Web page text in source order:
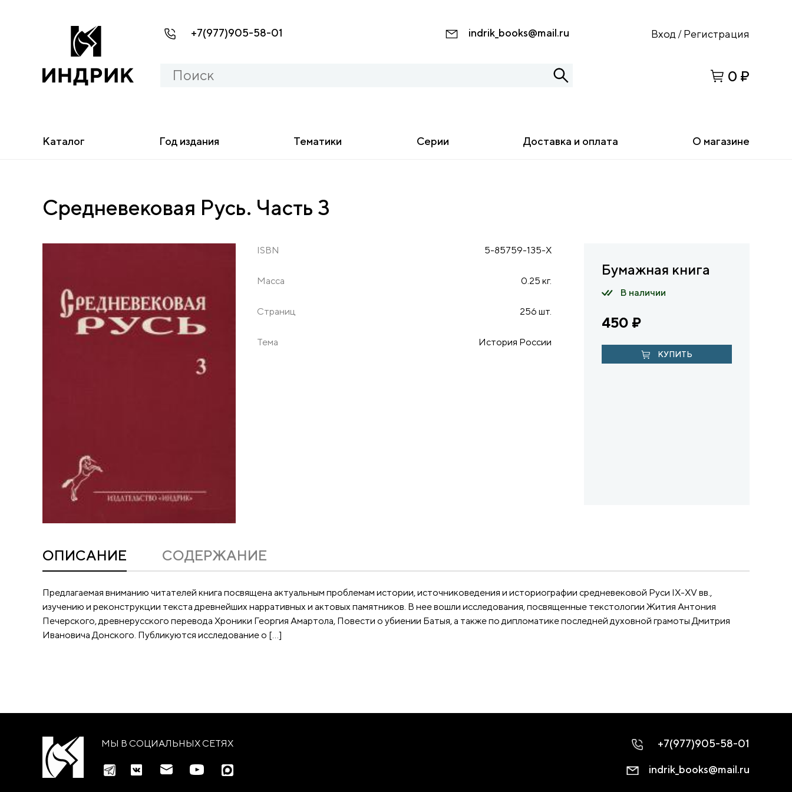
+7(977)905-58-01 indrik_books@mail.ru Вход / Регистрация
0 ₽
Каталог Год издания Тематики Серии Доставка и оплата О магазине
Средневековая Русь. Часть 3
ISBN 5-85759-135-Х
Масса 0.25 кг.
Страниц 256 шт.
Тема История России
Бумажная книга
В наличии
450 ₽
КУПИТЬ
ОПИСАНИЕ CОДЕРЖАНИЕ
Предлагаемая вниманию читателей книга посвящена актуальным проблемам истории, источниковедения и историографии средневековой Руси IX-XV вв.,
изучению и реконструкции текста древнейших нарративных и актовых памятников. В нее вошли исследования, посвященные текстологии Жития Антония
Печерского, древнерусского перевода Хроники Георгия Амартола, Повести о убиении Батыя, а также по дипломатике последней духовной грамоты Дмитрия
Ивановича Донского. Публикуются исследование о […]
МЫ В СОЦИАЛЬНЫХ СЕТЯХ +7(977)905-58-01
indrik_books@mail.ru